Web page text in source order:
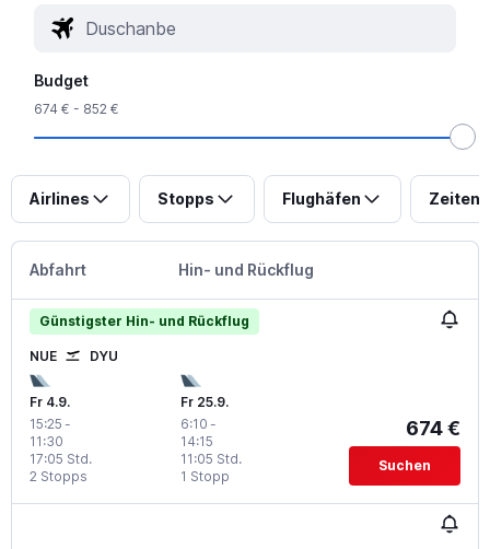
Budget
674 € - 852 €
Airlines Stopps Flughäfen Zeiten
Abfahrt Hin- und Rückflug
Günstigster Hin- und Rückflug
NUE DYU
Fr 4.9.
15:25 -
11:30
2 Stopps
17:05 Std.
Fr 25.9.
6:10 -
14:15
1 Stopp
11:05 Std.
674 €
Suchen